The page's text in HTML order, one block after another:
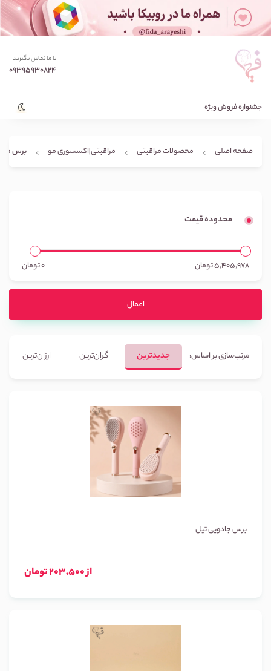
با ما تماس بگیرید
09395930824
جشنواره فروش ویژه
صفحه اصلی محصولات مراقبتی مراقبتی|اکسسوری مو برس مو
محدوده قیمت
5,405,978تومان 0تومان
اعمال
مرتب‌سازی بر اساس: جدیدترین گران‌ترین ارزان‌ترین
برس جادویی تپل
از 203,500 تومان